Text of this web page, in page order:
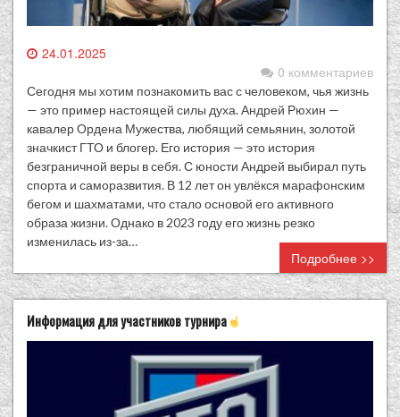
24.01.2025
0 комментариев
Сегодня мы хотим познакомить вас с человеком, чья жизнь
— это пример настоящей силы духа. Андрей Рюхин —
кавалер Ордена Мужества, любящий семьянин, золотой
значкист ГТО и блогер. Его история — это история
безграничной веры в себя. С юности Андрей выбирал путь
спорта и саморазвития. В 12 лет он увлёкся марафонским
бегом и шахматами, что стало основой его активного
образа жизни. Однако в 2023 году его жизнь резко
изменилась из-за…
Подробнее >>
Информация для участников турнира